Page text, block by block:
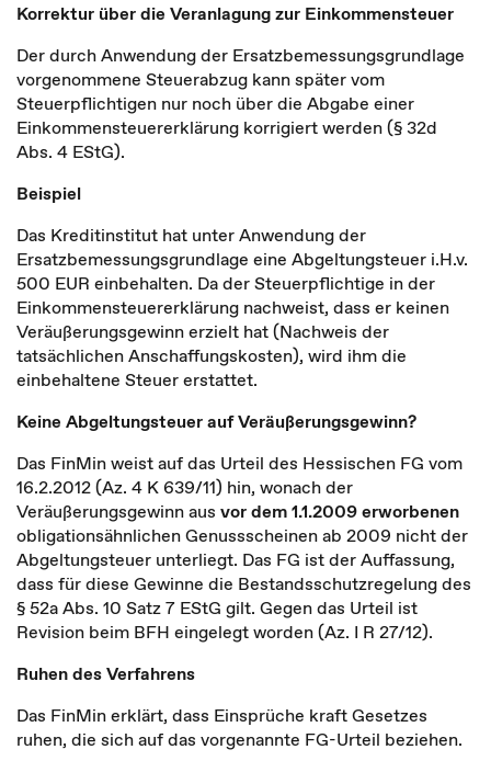
Korrektur über die Veranlagung zur Einkommensteuer
Der durch Anwendung der Ersatzbemessungsgrundlage
vorgenommene Steuerabzug kann später vom
Steuerpflichtigen nur noch über die Abgabe einer
Einkommensteuererklärung korrigiert werden (§ 32d
Abs. 4 EStG).
Beispiel
Das Kreditinstitut hat unter Anwendung der
Ersatzbemessungsgrundlage eine Abgeltungsteuer i.H.v.
500 EUR einbehalten. Da der Steuerpflichtige in der
Einkommensteuererklärung nachweist, dass er keinen
Veräußerungsgewinn erzielt hat (Nachweis der
tatsächlichen Anschaffungskosten), wird ihm die
einbehaltene Steuer erstattet.
Keine Abgeltungsteuer auf Veräußerungsgewinn?
Das FinMin weist auf das Urteil des Hessischen FG vom
16.2.2012 (Az. 4 K 639/11) hin, wonach der
Veräußerungsgewinn aus vor dem 1.1.2009 erworbenen
obligationsähnlichen Genussscheinen ab 2009 nicht der
Abgeltungsteuer unterliegt. Das FG ist der Auffassung,
dass für diese Gewinne die Bestandsschutzregelung des
§ 52a Abs. 10 Satz 7 EStG gilt. Gegen das Urteil ist
Revision beim BFH eingelegt worden (Az. I R 27/12).
Ruhen des Verfahrens
Das FinMin erklärt, dass Einsprüche kraft Gesetzes
ruhen, die sich auf das vorgenannte FG-Urteil beziehen.